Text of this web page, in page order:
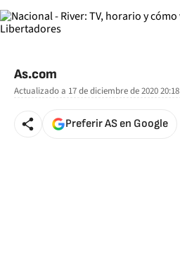
As.com
Actualizado a 17 de diciembre de 2020 20:18
Preferir AS en Google